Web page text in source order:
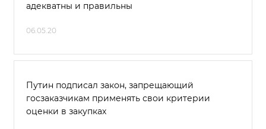
адекватны и правильны
06.05.20
Путин подписал закон, запрещающий
госзаказчикам применять свои критерии
оценки в закупках